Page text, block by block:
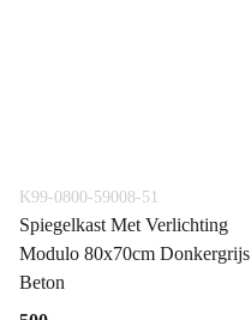
K99-0800-59008-51
Spiegelkast Met Verlichting
Modulo 80x70cm Donkergrijs
Beton